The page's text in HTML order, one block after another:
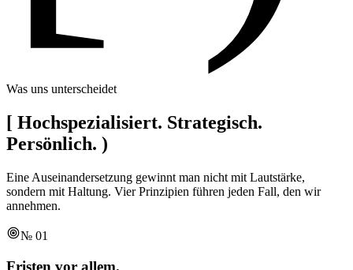
Was uns unterscheidet
[ Hochspezialisiert. Strategisch.
Persönlich. )
Eine Auseinandersetzung gewinnt man nicht mit Lautstärke,
sondern mit Haltung. Vier Prinzipien führen jeden Fall, den wir
annehmen.
№ 01
Fristen vor allem.